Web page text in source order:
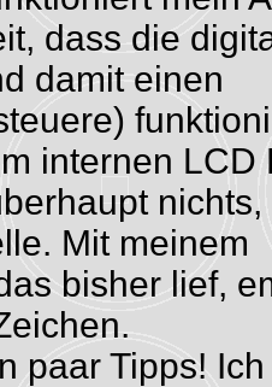
dass die
damit einen
internen LCD
Mit meinem
bisher lief,
paar Tipps!